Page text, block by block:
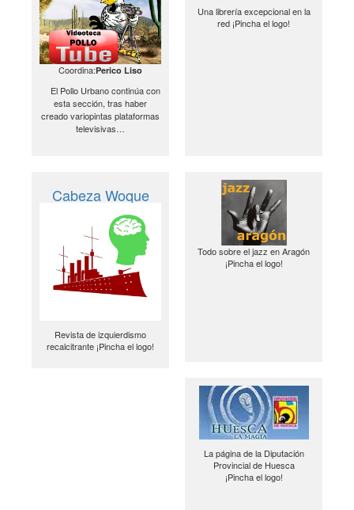
Coordina:Perico Liso
El Pollo Urbano continúa con
esta sección, tras haber
creado variopintas plataformas
televisivas…
Una librería excepcional en la
red ¡Pincha el logo!
Cabeza Woque
Revista de izquierdismo
recalcitrante ¡Pincha el logo!
Todo sobre el jazz en Aragón
¡Pincha el logo!
La página de la Diputación
Provincial de Huesca
¡Pincha el logo!